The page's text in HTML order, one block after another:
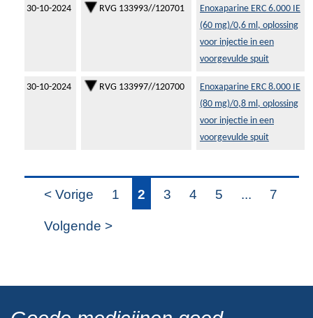
30-10-2024 RVG 133993//120701
Enoxaparine ERC 6.000 IE
(60 mg)/0,6 ml, oplossing
voor injectie in een
voorgevulde spuit
30-10-2024 RVG 133997//120700
Enoxaparine ERC 8.000 IE
(80 mg)/0,8 ml, oplossing
voor injectie in een
voorgevulde spuit
< Vorige 1 2 3 4 5 ... 7
Volgende >